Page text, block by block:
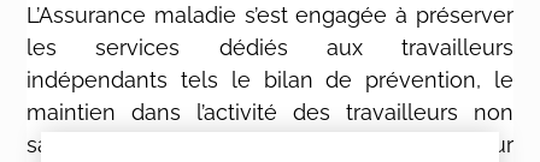
L’Assurance maladie s’est engagée à préserver
les services dédiés aux travailleurs
indépendants tels le bilan de prévention, le
maintien dans l’activité des travailleurs non
salariés ayant perdu une partie de leur